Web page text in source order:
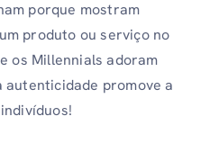
porque mostram
produto ou serviço no
os Millennials adoram
promove a